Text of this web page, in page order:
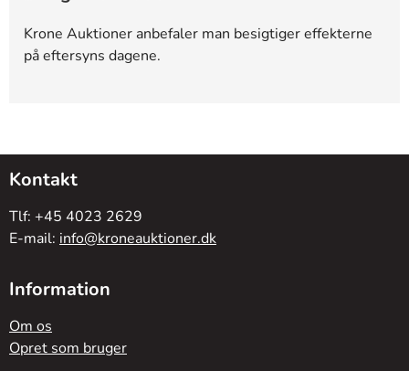
Krone Auktioner anbefaler man besigtiger effekterne
på eftersyns dagene.
Kontakt
Tlf: +45 4023 2629
E-mail: info@kroneauktioner.dk
Information
Om os
Opret som bruger